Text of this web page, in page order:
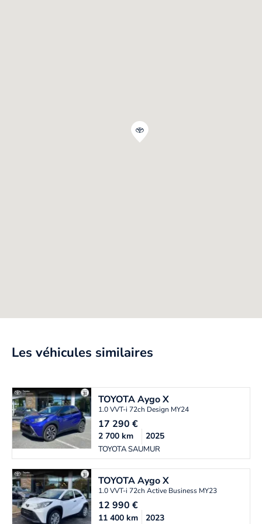
Les véhicules similaires
TOYOTAAygo X
1.0 VVT-i 72ch Design MY24
17 290€
TOYOTA SAUMUR
2 700km 2025
TOYOTAAygo X
1.0 VVT-i 72ch Active Business MY23
12 990€
11 400km 2023